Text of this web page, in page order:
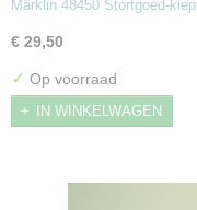
Märklin 48450 Stortgoed-
€ 29,50
✓ Op voorraad
IN WINKELWAGEN